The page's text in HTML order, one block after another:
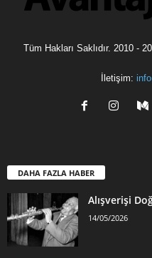
Tüm Hakları Saklıdır. 2010 -
İletişim:
DAHA FAZLA HABER
Alışverişi
14/05/2026